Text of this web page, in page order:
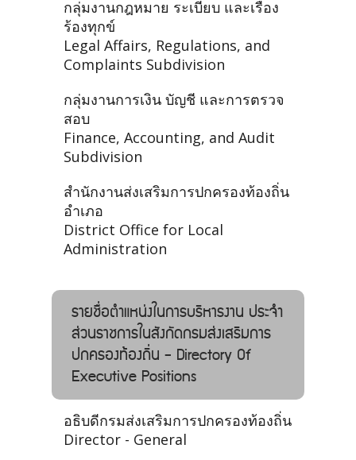
กลุ่มงานกฎหมาย ระเบียบ และเรื่อง
ร้องทุกข์
Legal Affairs, Regulations, and
Complaints Subdivision
กลุ่มงานการเงิน บัญชี และการตรวจ
สอบ
Finance, Accounting, and Audit
Subdivision
สำนักงานส่งเสริมการปกครองท้องถิ่น
อำเภอ
District Office for Local
Administration
รายชื่อตำแหน่งในการบริหารงาน ประจำ
ส่วนราชการในสังกัดกรมส่งเสริมการ
ปกครองท้องถิ่น - Directory Of
Executive Positions
อธิบดีกรมส่งเสริมการปกครองท้องถิ่น
Director - General